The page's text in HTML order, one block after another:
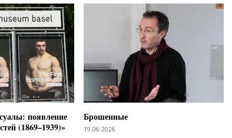
появление
(1869–1939)»
Брошенные
19.06.2026